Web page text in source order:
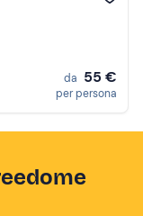
da 55 €
per persona